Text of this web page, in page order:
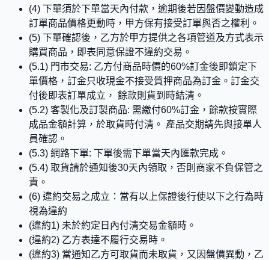
(4) 下單須於下單當天內付款，逾期後若因盤價變動造成
訂單商品價格更動時，甲方保有接受訂單與否之權利。
(5) 下單確認後，乙方於甲方提供之各項管道及方式表示
購買商品，即表同意保證不違約交易。
(5.1) 門市交易: 乙方付商品時價的60%訂金後即鎖定下
單價格，訂金只收現金不接受質押商品為訂金。訂金交
付後即表訂單成立， 餘款則貨到時結清。
(5.2) 客製化及訂製商品: 需繳付60%訂金，餘款按實際
成品金額計算，於取貨時付清。 產品交期請先與接單人
員確認。
(5.3) 網路下單: 下單後需下單當天內匯款完成。
(5.4) 取貨請於通知後30天內領取，否則商家不負保管之
責。
(6) 違約交易之成立：當有以上保證後行使以下之行為時
視為違約
(違約1) 未於約定日內付清交易金額時。
(違約2) 乙方表達不履行交易時。
(違約3) 當通知乙方可取貨而未取貨，又因盤價異動，乙